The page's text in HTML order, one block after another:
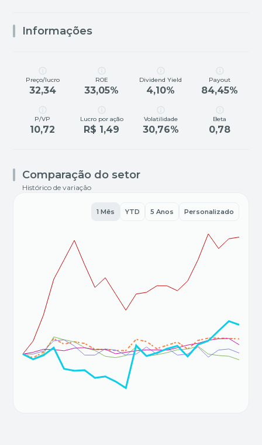
Informações
Preço/lucro
32,34
ROE
33,05%
Dividend Yield
4,10%
Payout
84,45%
P/VP
10,72
Lucro por ação
R$ 1,49
Volatilidade
30,76%
Beta
0,78
Comparação do setor
Histórico de variação
1 Mês YTD 5 Anos Personalizado